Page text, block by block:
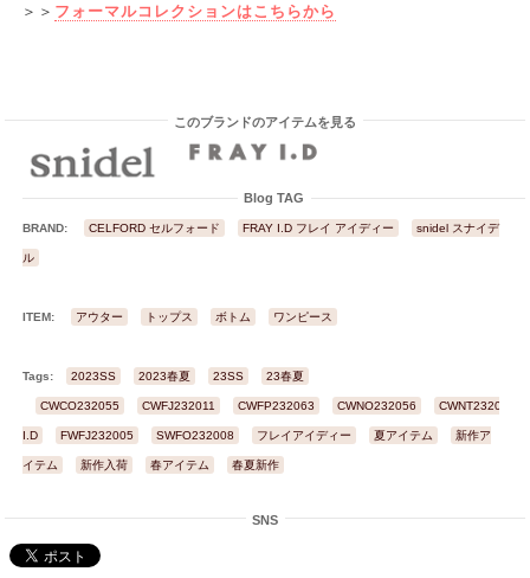
＞＞ フォーマルコレクションはこちらから
このブランドのアイテムを見る
Blog TAG
BRAND: CELFORD セルフォード FRAY I.D フレイ アイディー snidel スナイデ
ル
ITEM: アウター トップス ボトム ワンピース
Tags: 2023SS 2023春夏 23SS 23春夏
CWCO232055 CWFJ232011 CWFP232063 CWNO232056 CWNT232036
I.D FWFJ232005 SWFO232008 フレイアイディー 夏アイテム 新作ア
イテム 新作入荷 春アイテム 春夏新作
SNS